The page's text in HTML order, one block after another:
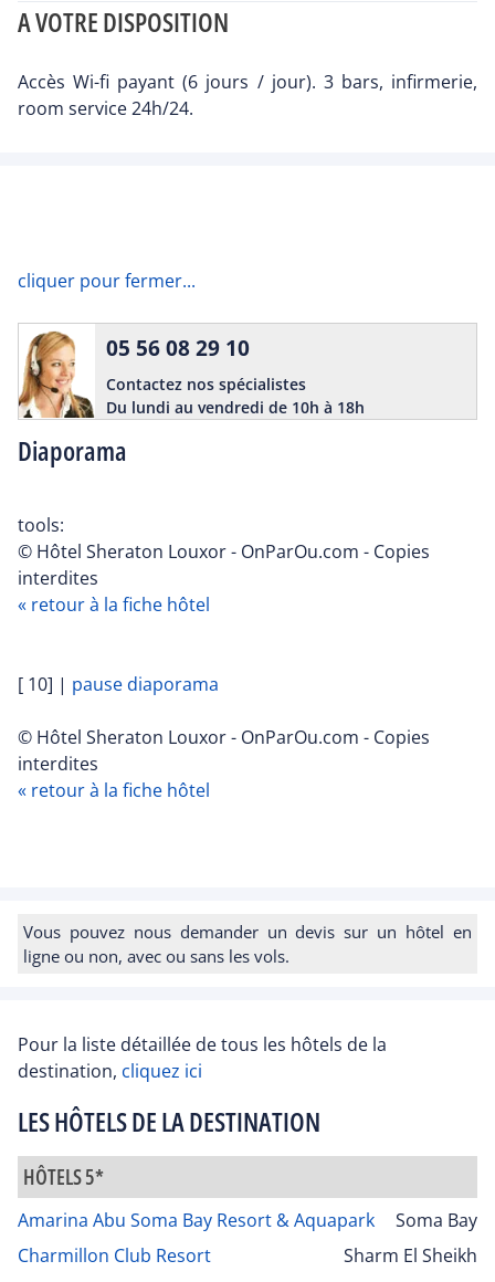
A VOTRE DISPOSITION
Accès Wi-fi payant (6 jours / jour). 3 bars, infirmerie,
room service 24h/24.
cliquer pour fermer...
Diaporama
05 56 08 29 10
Contactez nos spécialistes
Du lundi au vendredi de 10h à 18h
tools:
© Hôtel Sheraton Louxor - OnParOu.com - Copies
interdites
« retour à la fiche hôtel
[ 10] | pause diaporama
© Hôtel Sheraton Louxor - OnParOu.com - Copies
interdites
« retour à la fiche hôtel
Vous pouvez nous demander un devis sur un hôtel en
ligne ou non, avec ou sans les vols.
Pour la liste détaillée de tous les hôtels de la
destination, cliquez ici
LES HÔTELS DE LA DESTINATION
HÔTELS 5*
Amarina Abu Soma Bay Resort & Aquapark
Soma Bay
Charmillon Club Resort
Sharm El Sheikh